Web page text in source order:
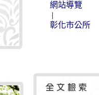
網站導覽
|
彰化市公所